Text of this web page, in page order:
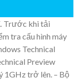
Trước khi tải
tra cấu hình máy
Technical
Preview
1GHz trở lên. – Bộ